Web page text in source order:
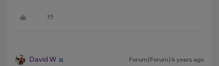
David W Forum|Forum|4 years ago